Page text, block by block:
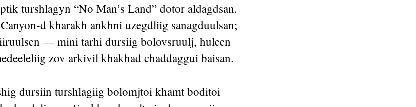
turshlagyn “No Man’s Land” dotor aldagdsan.
d kharakh ankhni uzegdliig sanagduulsan;
— mini tarhi dursiig bolovsruulj, huleen
zov arkivil khakhad chaddaggui baisan.
dursiin turshlagiig bolomjtoi khamt boditoi